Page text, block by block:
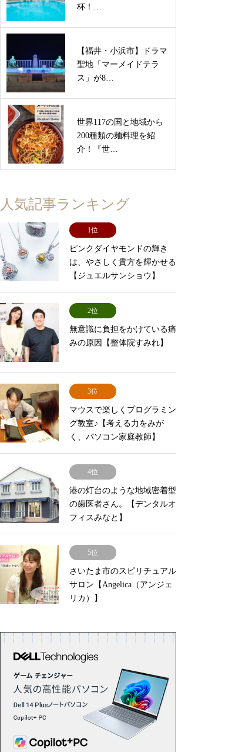
杯！…
【福井・小浜市】ドラマ
聖地「マーメイドテラ
ス」が8…
世界117の国と地域から
200種類の麺料理を紹
介！『世…
人気記事ランキング
1位
ピンクダイヤモンドの輝き
は、やさしく貴方を輝かせる
【ジュエルサンショウ】
2位
無意識に負担をかけている痛
みの原因【整体院すみれ】
3位
マウスで楽しくプログラミン
グ教室♪【考える力をみが
く、パソコン家庭教師】
4位
港の灯台のような地域密着型
の歯医者さん。【デンタルオ
フィスみなと】
5位
さいたま市のスピリチュアル
サロン【Angelica（アンジェ
リカ）】